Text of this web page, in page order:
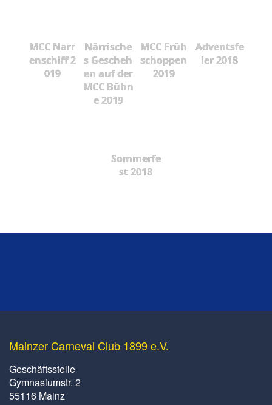
MCC Narr
enschiff 2
019
Närrische
s Gescheh
en auf der
MCC Bühn
e 2019
MCC Früh
schoppen
2019
Adventsfe
ier 2018
Sommerfe
st 2018
Mainzer Carneval Club 1899 e.V.
Geschäftsstelle
Gymnasiumstr. 2
55116 Mainz